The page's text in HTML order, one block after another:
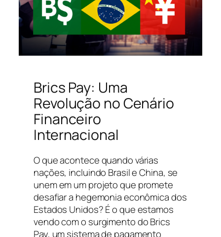
Brics Pay: Uma
Revolução no Cenário
Financeiro
Internacional
O que acontece quando várias
nações, incluindo Brasil e China, se
unem em um projeto que promete
desafiar a hegemonia econômica dos
Estados Unidos? É o que estamos
vendo com o surgimento do Brics
Pay, um sistema de pagamento